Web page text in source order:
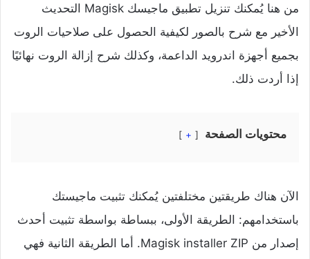
من هنا يُمكنك تنزيل تطبيق ماجيسك Magisk التحديث
الأخير مع شرح بالصور لكيفية الحصول على صلاحيات الروت
بجميع أجهزة اندرويد الداعمة، وكذلك شرح إزالة الروت نهائيًا
إذا أردت ذلك.
محتويات الصفحة +
الآن هناك طريقتين مختلفتين يُمكنك تثبيت ماجيستك
باستخدامهم: الطريقة الأولى، ببساطة بواسطة تثبيت أحدث
إصدار من Magisk installer ZIP. أما الطريقة الثانية فهي